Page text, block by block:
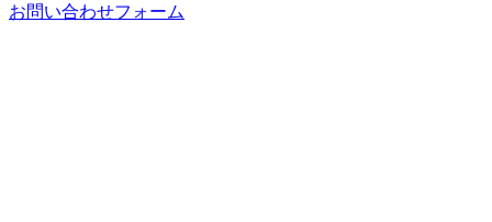
お問い合わせフォーム